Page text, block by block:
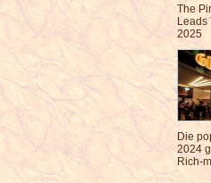
The
Leads
2025
Die
2024
Rich-